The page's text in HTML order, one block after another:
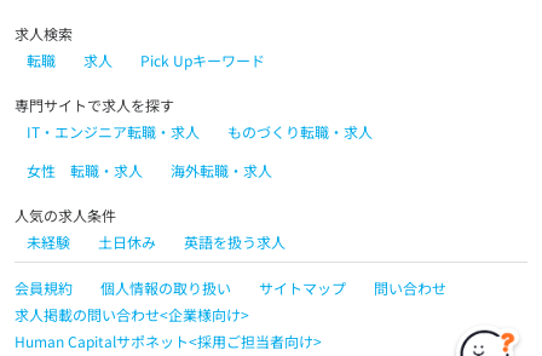
求人検索
転職
求人 Pick Upキーワード
専門サイトで求人を探す
IT・エンジニア転職・求人
ものづくり転職・求人
女性 転職・求人
海外転職・求人
人気の求人条件
未経験
土日休み 英語を扱う求人
会員規約 個人情報の取り扱い サイトマップ
問い合わせ
求人掲載の問い合わせ<企業様向け>
Human Capitalサポネット<採用ご担当者向け>